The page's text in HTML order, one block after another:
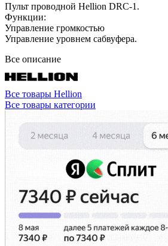
Пульт проводной Hellion DRC-1.
Функции:
Управление громкостью
Управление уровнем сабвуфера.
Все описание
Все товары Hellion
Все товары категории